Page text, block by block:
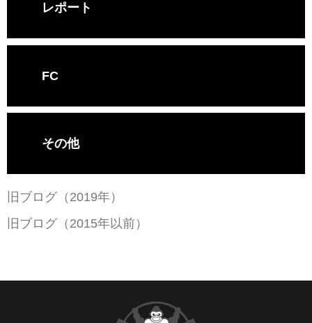
レポート
FC
その他
旧ブログ（2019年）
旧ブログ（2015年以前）